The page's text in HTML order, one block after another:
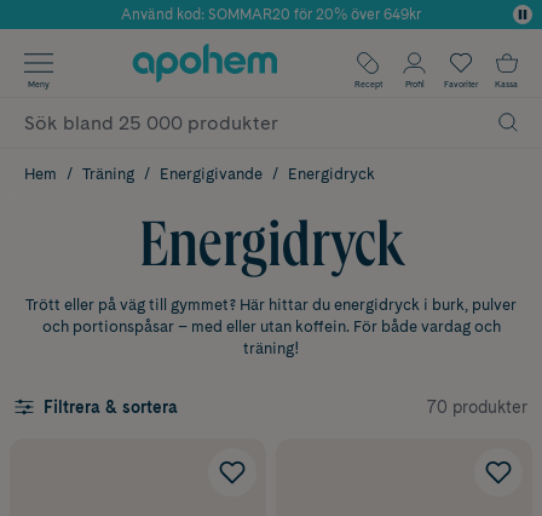
Årets Butik 2025 inom Skönhet
Använd kod: SOMMAR20 för 20% över 649kr
✓ Fri frakt
✓ Poäng på alla köp*
Meny Recept Profil Favoriter Kassa
Hem Träning Energigivande Energidryck
Energidryck
Trött eller på väg till gymmet? Här hittar du energidryck i burk, pulver
och portionspåsar – med eller utan koffein. För både vardag och
träning!
Filtrera & sortera 70 produkter